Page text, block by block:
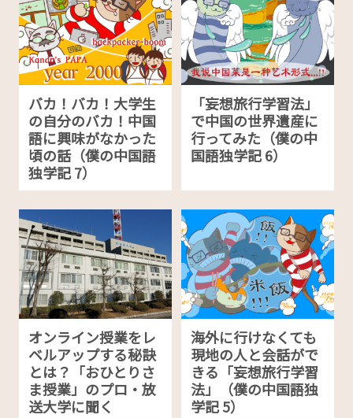
バカ！バカ！大学生
の自分のバカ！中国
語に興味がなかった
頃の話（僕の中国語
独学記 7）
「妄想旅行学習法」
で中国の世界遺産に
行ってみた（僕の中
国語独学記 6）
オンライン授業をレ
ベルアップする秘訣
とは？「おひとりさ
ま授業」のプロ・放
送大学に聞く
海外に行けなくても
現地の人と会話がで
きる「妄想旅行学習
法」（僕の中国語独
学記 5）